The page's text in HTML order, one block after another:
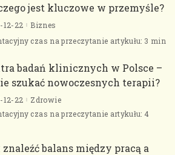
jest kluczowe w przemyśle?
12-22
Biznes
czas na przeczytanie artykułu: 3 min
badań klinicznych w Polsce –
szukać nowoczesnych terapii?
12-22
Zdrowie
czas na przeczytanie artykułu: 4
znaleźć balans między pracą a